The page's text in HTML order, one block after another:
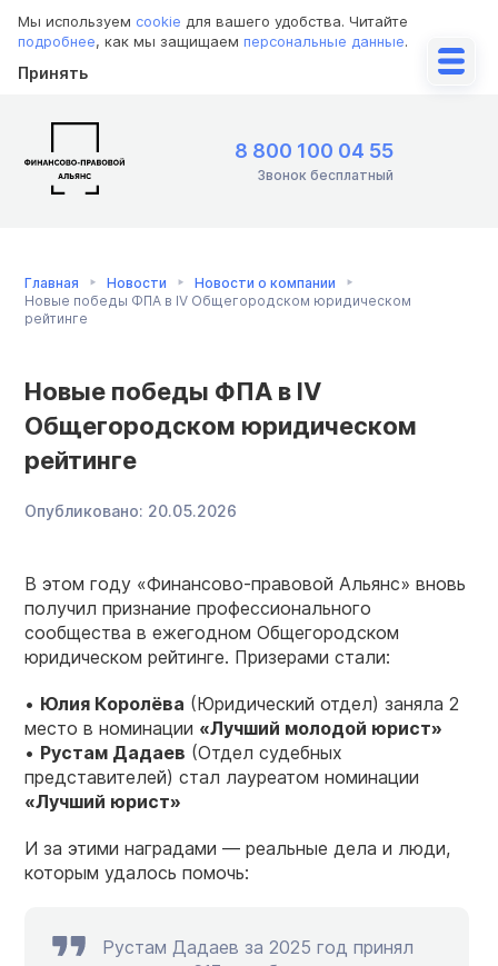
Мы используем cookie для вашего удобства. Читайте
подробнее, как мы защищаем персональные данные.
Принять
8 800 100 04 55
Звонок бесплатный
Главная Новости
Новости о компании
Новые победы ФПА в IV Общегородском юридическом
рейтинге
Новые победы ФПА в IV
Общегородском юридическом
рейтинге
Опубликовано: 20.05.2026
В этом году «Финансово-правовой Альянс» вновь
получил признание профессионального
сообщества в ежегодном Общегородском
юридическом рейтинге. Призерами стали:
• Юлия Королёва (Юридический отдел) заняла 2
место в номинации «Лучший молодой юрист»
• Рустам Дадаев (Отдел судебных
представителей) стал лауреатом номинации
«Лучший юрист»
И за этими наградами — реальные дела и люди,
которым удалось помочь:
Рустам Дадаев за 2025 год принял